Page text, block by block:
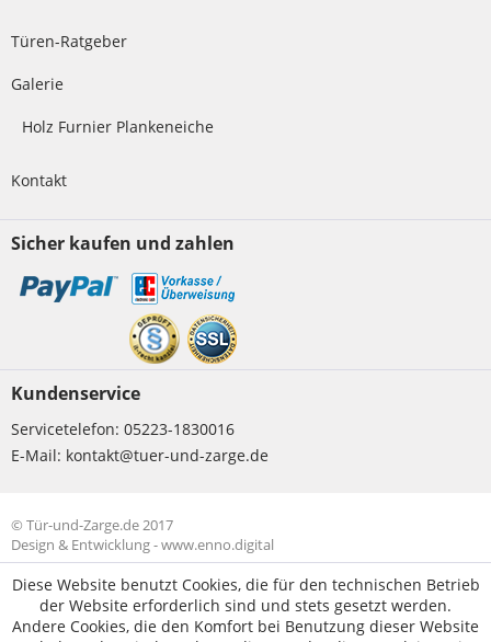
Türen-Ratgeber
Galerie
Holz Furnier Plankeneiche
Kontakt
Sicher kaufen und zahlen
Kundenservice
Servicetelefon: 05223-1830016
E-Mail: kontakt@tuer-und-zarge.de
© Tür-und-Zarge.de 2017
Design & Entwicklung -www.enno.digital
Diese Website benutzt Cookies, die für den technischen Betrieb
der Website erforderlich sind und stets gesetzt werden.
Andere Cookies, die den Komfort bei Benutzung dieser Website